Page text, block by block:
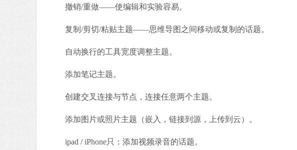
撤销/重做——使编辑和实验容易。
复制/剪切/粘贴主题——思维导图之间移动或复制的话题。
自动换行的工具宽度调整主题。
添加笔记主题。
创建交叉连接与节点，连接任意两个主题。
添加图片或照片主题（嵌入，链接到源，上传到云）。
ipad / iPhone只：添加视频录音的话题。